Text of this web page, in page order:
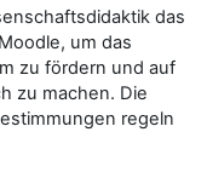
das
um das
zu fördern und auf
zu machen. Die
regeln